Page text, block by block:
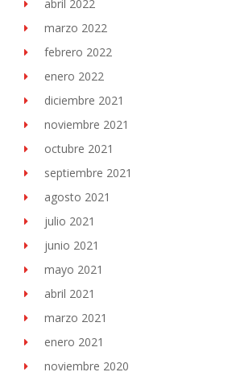
abril 2022
marzo 2022
febrero 2022
enero 2022
diciembre 2021
noviembre 2021
octubre 2021
septiembre 2021
agosto 2021
julio 2021
junio 2021
mayo 2021
abril 2021
marzo 2021
enero 2021
noviembre 2020